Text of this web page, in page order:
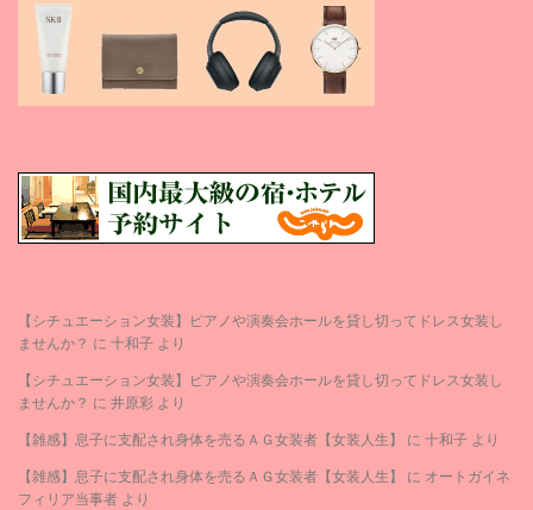
【シチュエーション女装】ピアノや演奏会ホールを貸し切ってドレス女装し
ませんか？ に 十和子 より
【シチュエーション女装】ピアノや演奏会ホールを貸し切ってドレス女装し
ませんか？ に 井原彩 より
【雑感】息子に支配され身体を売るＡＧ女装者【女装人生】 に 十和子 より
【雑感】息子に支配され身体を売るＡＧ女装者【女装人生】 に オートガイネ
フィリア当事者 より